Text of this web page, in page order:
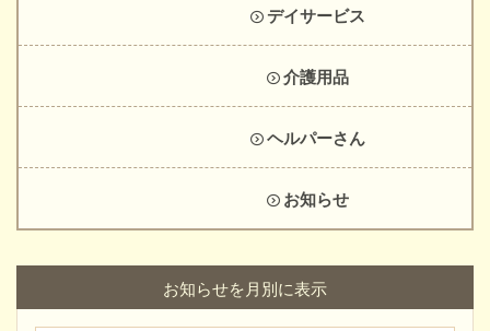
デイサービス
介護用品
ヘルパーさん
お知らせ
お知らせを月別に表示